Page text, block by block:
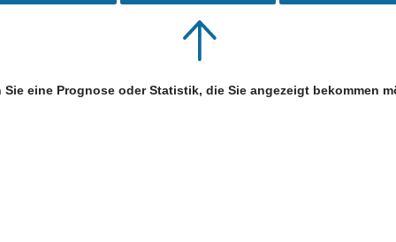
Sie eine Prognose oder Statistik, die Sie angezeigt bekommen